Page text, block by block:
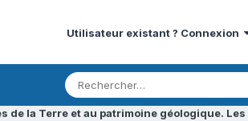
Utilisateur existant ? Connexion
de la Terre et au patrimoine géologique.